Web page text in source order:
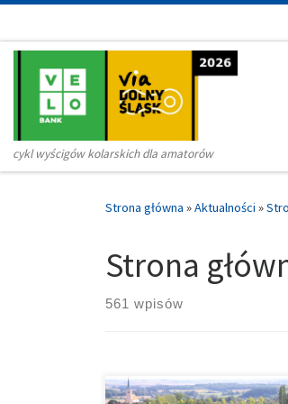
cykl wyścigów kolarskich dla amatorów
Strona główna »Aktualności »
Strona
561 wpisów